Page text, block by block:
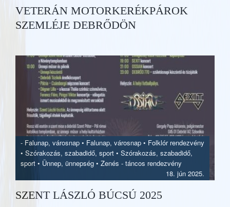
VETERÁN MOTORKERÉKPÁROK
SZEMLÉJE DEBRŐDÖN
- Falunap, városnap • Falunap, városnap • Folklór rendezvény
• Szórakozás, szabadidő, sport • Szórakozás, szabadidő,
sport • Ünnep, ünnepség • Zenés - táncos rendezvény
18. jún 2025.
SZENT LÁSZLÓ BÚCSÚ 2025